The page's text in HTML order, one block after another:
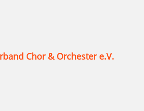
Chor & Orchester e.V.